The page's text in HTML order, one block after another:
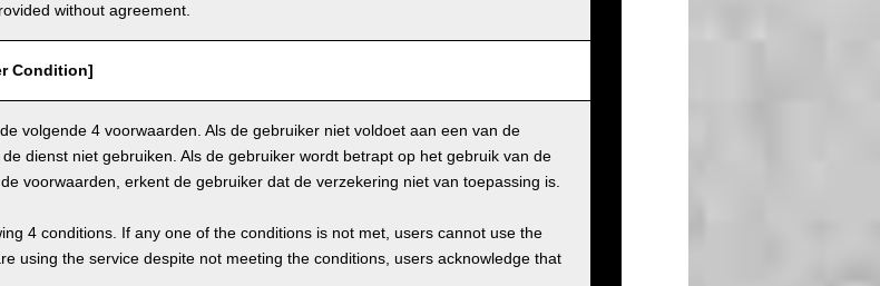
without agreement.
Condition]
volgende 4 voorwaarden. Als de gebruiker niet voldoet aan een van de
dienst niet gebruiken. Als de gebruiker wordt betrapt op het gebruik van de
voorwaarden, erkent de gebruiker dat de verzekering niet van toepassing is.
4 conditions. If any one of the conditions is not met, users cannot use the
using the service despite not meeting the conditions, users acknowledge that